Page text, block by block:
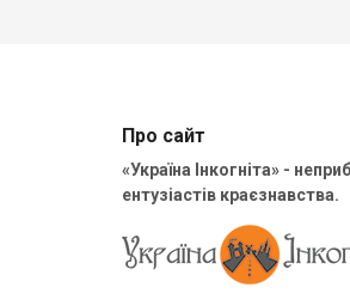
Про сайт
«Україна Інкогніта» -
ентузіастів краєзнавства.